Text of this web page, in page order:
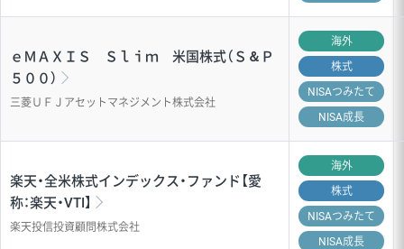
ｅＭＡＸＩＳ Ｓｌｉｍ 米国株式（Ｓ＆Ｐ
５００）
三菱ＵＦＪアセットマネジメント株式会社
海外
株式
NISAつみたて
NISA成長
楽天・全米株式インデックス・ファンド【愛
称：楽天・VTI】
楽天投信投資顧問株式会社
海外
株式
NISAつみたて
NISA成長